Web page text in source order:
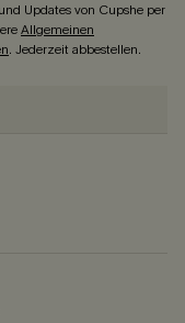
Updates von Cupshe per
Allgemeinen
. Jederzeit abbestellen.